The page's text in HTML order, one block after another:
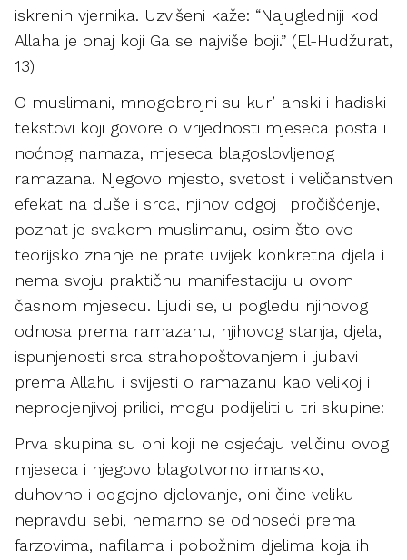
iskrenih vjernika. Uzvišeni kaže: “Najugledniji kod
Allaha je onaj koji Ga se najviše boji.” (El-Hudžurat,
13)
O muslimani, mnogobrojni su kurʼanski i hadiski
tekstovi koji govore o vrijednosti mjeseca posta i
noćnog namaza, mjeseca blagoslovljenog
ramazana. Njegovo mjesto, svetost i veličanstven
efekat na duše i srca, njihov odgoj i pročišćenje,
poznat je svakom muslimanu, osim što ovo
teorijsko znanje ne prate uvijek konkretna djela i
nema svoju praktičnu manifestaciju u ovom
časnom mjesecu. Ljudi se, u pogledu njihovog
odnosa prema ramazanu, njihovog stanja, djela,
ispunjenosti srca strahopoštovanjem i ljubavi
prema Allahu i svijesti o ramazanu kao velikoj i
neprocjenjivoj prilici, mogu podijeliti u tri skupine:
Prva skupina su oni koji ne osjećaju veličinu ovog
mjeseca i njegovo blagotvorno imansko,
duhovno i odgojno djelovanje, oni čine veliku
nepravdu sebi, nemarno se odnoseći prema
farzovima, nafilama i pobožnim djelima koja ih